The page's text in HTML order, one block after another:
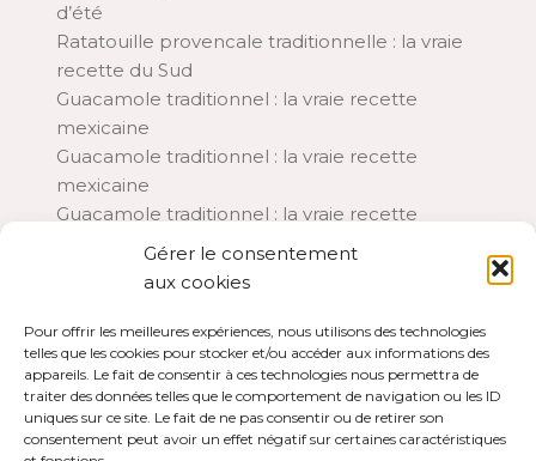
Gérer le consentement
aux cookies
Pour offrir les meilleures expériences, nous utilisons des technologies
telles que les cookies pour stocker et/ou accéder aux informations des
appareils. Le fait de consentir à ces technologies nous permettra de
traiter des données telles que le comportement de navigation ou les ID
uniques sur ce site. Le fait de ne pas consentir ou de retirer son
consentement peut avoir un effet négatif sur certaines caractéristiques
d’été
Ratatouille provencale traditionnelle : la vraie
recette du Sud
Guacamole traditionnel : la vraie recette
mexicaine
Guacamole traditionnel : la vraie recette
mexicaine
Guacamole traditionnel : la vraie recette
mexicaine
Aubergines à la parmigiana : la recette italienne
Chia pudding lait de coco et framboises : le petit-
déjeuner d’été rafraîchissant
Financiers aux framboises : la recette moelleuse
et fondante
A PROPOS